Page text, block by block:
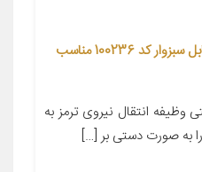
سیم ترمز دستی شرکت تکنو کابل سبزوار کد 100236 مناسب
انتقال نیروی ترمز به
به صورت دستی بر […]